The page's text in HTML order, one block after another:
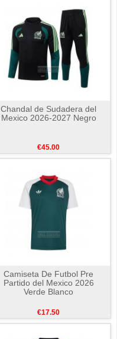
Chandal de Sudadera del
Mexico 2026-2027 Negro
€45.00
Camiseta De Futbol Pre
Partido del Mexico 2026
Verde Blanco
€17.50